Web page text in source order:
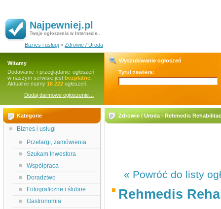
Najpewniej.pl
Twoje ogłoszenia w Internecie..
Biznes i usługi » Zdrowie / Uroda
Witamy
Dodawanie i przeglądanie ogłoszeń
w naszym serwisie jest bezpłatne.
Aktualnie mamy 16 222 ogłoszeń.
Dodaj darmowe ogłoszenie…
Wyszukiwanie ogłoszeń
Tytuł zawiera:
Kategorie
Biznes i usługi
Przetargi, zamówienia
Szukam Inwestora
Współpraca
Doradztwo
Fotograficzne i ślubne
Gastronomia
Zdrowie / Uroda - Rehmedis
« Powróć do listy
Rehmedis